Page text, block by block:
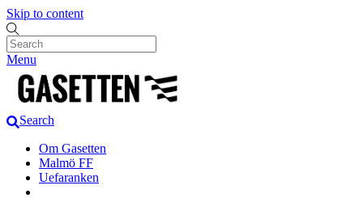
Skip to content
Menu
Search
Om Gasetten
Malmö FF
Uefaranken